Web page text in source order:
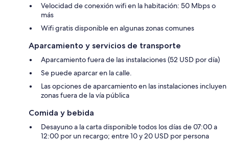
Velocidad de conexión wifi en la habitación: 50 Mbps o
más
Wifi gratis disponible en algunas zonas comunes
Aparcamiento y servicios de transporte
Aparcamiento fuera de las instalaciones (52 USD por día)
Se puede aparcar en la calle.
Las opciones de aparcamiento en las instalaciones incluyen
zonas fuera de la vía pública
Comida y bebida
Desayuno a la carta disponible todos los días de 07:00 a
12:00 por un recargo; entre 10 y 20 USD por persona